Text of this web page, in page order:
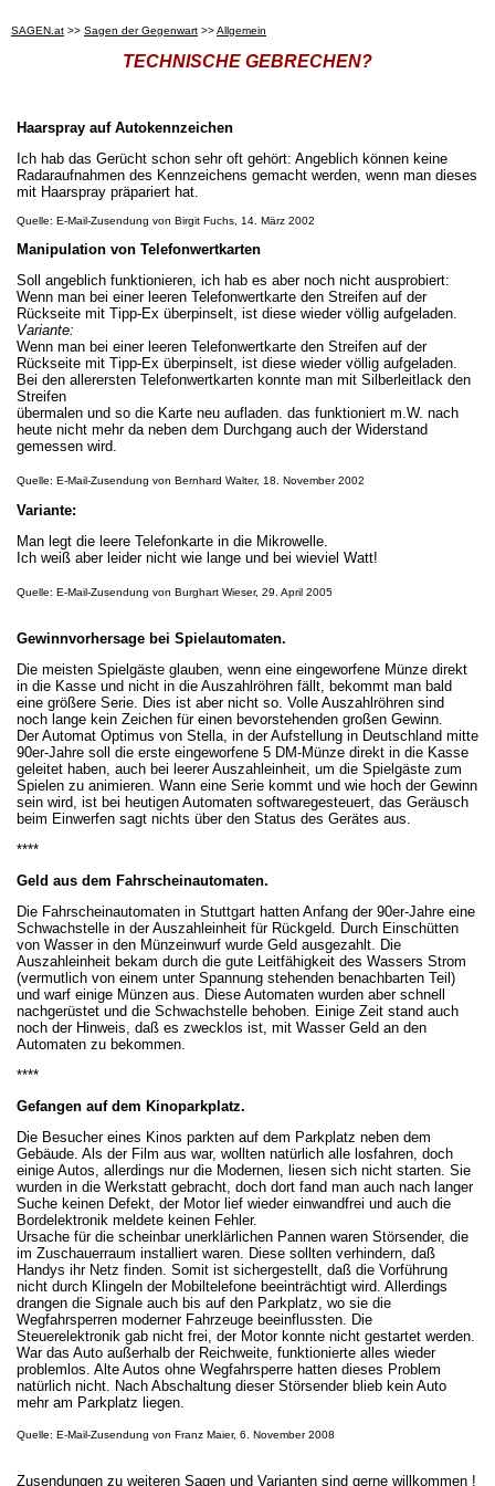
SAGEN.at >> Sagen der Gegenwart >>Allgemein
TECHNISCHE GEBRECHEN?
Haarspray auf Autokennzeichen
Ich hab das Gerücht schon sehr oft gehört: Angeblich können keine
Radaraufnahmen des Kennzeichens gemacht werden, wenn man dieses
mit Haarspray präpariert hat.
Quelle: E-Mail-Zusendung von Birgit Fuchs, 14. März 2002
Manipulation von Telefonwertkarten
Soll angeblich funktionieren, ich hab es aber noch nicht ausprobiert:
Wenn man bei einer leeren Telefonwertkarte den Streifen auf der
Rückseite mit Tipp-Ex überpinselt, ist diese wieder völlig aufgeladen.
Variante:
Wenn man bei einer leeren Telefonwertkarte den Streifen auf der
Rückseite mit Tipp-Ex überpinselt, ist diese wieder völlig aufgeladen.
Bei den allerersten Telefonwertkarten konnte man mit Silberleitlack den
Streifen
übermalen und so die Karte neu aufladen. das funktioniert m.W. nach
heute nicht mehr da neben dem Durchgang auch der Widerstand
gemessen wird.
Quelle: E-Mail-Zusendung von Bernhard Walter, 18. November 2002
Variante:
Man legt die leere Telefonkarte in die Mikrowelle.
Ich weiß aber leider nicht wie lange und bei wieviel Watt!
Quelle: E-Mail-Zusendung von Burghart Wieser, 29. April 2005
Gewinnvorhersage bei Spielautomaten.
Die meisten Spielgäste glauben, wenn eine eingeworfene Münze direkt
in die Kasse und nicht in die Auszahlröhren fällt, bekommt man bald
eine größere Serie. Dies ist aber nicht so. Volle Auszahlröhren sind
noch lange kein Zeichen für einen bevorstehenden großen Gewinn.
Der Automat Optimus von Stella, in der Aufstellung in Deutschland mitte
90er-Jahre soll die erste eingeworfene 5 DM-Münze direkt in die Kasse
geleitet haben, auch bei leerer Auszahleinheit, um die Spielgäste zum
Spielen zu animieren. Wann eine Serie kommt und wie hoch der Gewinn
sein wird, ist bei heutigen Automaten softwaregesteuert, das Geräusch
beim Einwerfen sagt nichts über den Status des Gerätes aus.
****
Geld aus dem Fahrscheinautomaten.
Die Fahrscheinautomaten in Stuttgart hatten Anfang der 90er-Jahre eine
Schwachstelle in der Auszahleinheit für Rückgeld. Durch Einschütten
von Wasser in den Münzeinwurf wurde Geld ausgezahlt. Die
Auszahleinheit bekam durch die gute Leitfähigkeit des Wassers Strom
(vermutlich von einem unter Spannung stehenden benachbarten Teil)
und warf einige Münzen aus. Diese Automaten wurden aber schnell
nachgerüstet und die Schwachstelle behoben. Einige Zeit stand auch
noch der Hinweis, daß es zwecklos ist, mit Wasser Geld an den
Automaten zu bekommen.
****
Gefangen auf dem Kinoparkplatz.
Die Besucher eines Kinos parkten auf dem Parkplatz neben dem
Gebäude. Als der Film aus war, wollten natürlich alle losfahren, doch
einige Autos, allerdings nur die Modernen, liesen sich nicht starten. Sie
wurden in die Werkstatt gebracht, doch dort fand man auch nach langer
Suche keinen Defekt, der Motor lief wieder einwandfrei und auch die
Bordelektronik meldete keinen Fehler.
Ursache für die scheinbar unerklärlichen Pannen waren Störsender, die
im Zuschauerraum installiert waren. Diese sollten verhindern, daß
Handys ihr Netz finden. Somit ist sichergestellt, daß die Vorführung
nicht durch Klingeln der Mobiltelefone beeinträchtigt wird. Allerdings
drangen die Signale auch bis auf den Parkplatz, wo sie die
Wegfahrsperren moderner Fahrzeuge beeinflussten. Die
Steuerelektronik gab nicht frei, der Motor konnte nicht gestartet werden.
War das Auto außerhalb der Reichweite, funktionierte alles wieder
problemlos. Alte Autos ohne Wegfahrsperre hatten dieses Problem
natürlich nicht. Nach Abschaltung dieser Störsender blieb kein Auto
mehr am Parkplatz liegen.
Quelle: E-Mail-Zusendung von Franz Maier, 6. November 2008
Zusendungen zu weiteren Sagen und Varianten sind gerne willkommen !